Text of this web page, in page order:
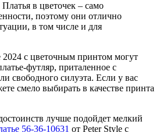
в цветочек – само
поэтому они отлично
в том числе и для
2024 с цветочным принтом могут
футляр, приталенное с
свободного силуэта. Если у вас
смело выбирать в качестве принта
лучше подойдет мелкий
56-36-10631 от Peter Style с